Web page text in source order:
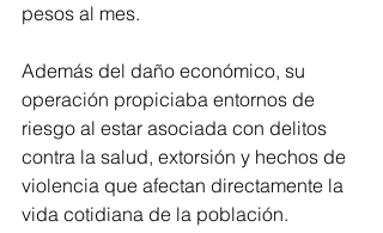
pesos al mes.
Además del daño económico, su
operación propiciaba entornos de
riesgo al estar asociada con delitos
contra la salud, extorsión y hechos de
violencia que afectan directamente la
vida cotidiana de la población.